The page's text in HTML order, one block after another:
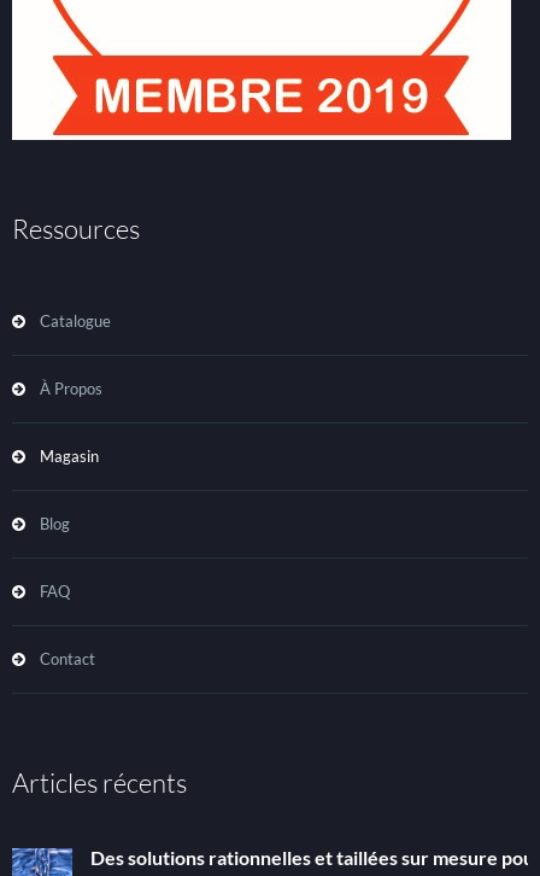
Ressources
Catalogue
À Propos
Magasin
Blog
FAQ
Contact
Articles récents
Des solutions rationnelles et taillées sur mesure